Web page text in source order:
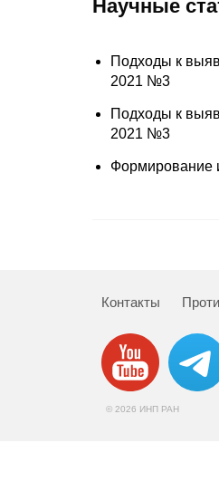
Научные
Подходы к
2021 №3
Подходы к
2021 №3
Формирование
Контакты
© 2026 ИНП РАН